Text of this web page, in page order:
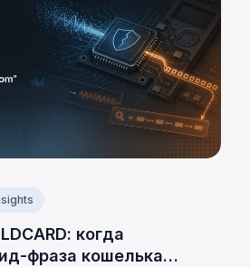
когда
фраза кошелька